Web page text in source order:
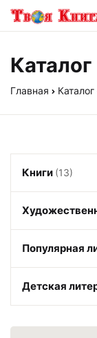
Каталог
Главная Каталог
Книги (13)
Популярная
Детская